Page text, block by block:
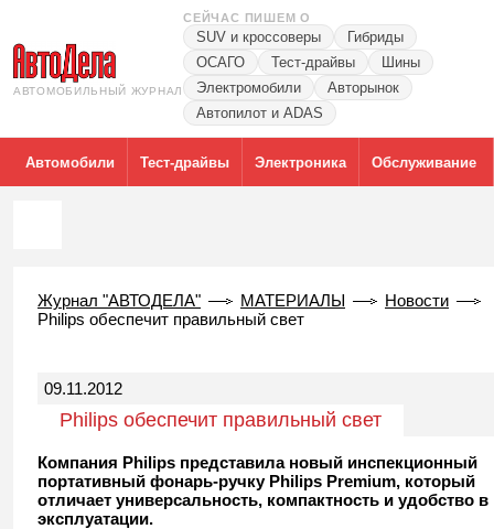
АВТОМОБИЛЬНЫЙ ЖУРНАЛ
СЕЙЧАС ПИШЕМ О
SUV и кроссоверы
Гибриды
ОСАГО
Тест-драйвы
Шины
Электромобили
Авторынок
Автопилот и ADAS
Автомобили Тест-драйвы Электроника Обслуживание
Журнал "АВТОДЕЛА" МАТЕРИАЛЫ
Новости
Philips обеспечит правильный свет
09.11.2012
Philips обеспечит правильный свет
Компания Philips представила новый инспекционный
портативный фонарь-ручку Philips Premium, который
отличает универсальность, компактность и удобство в
эксплуатации.